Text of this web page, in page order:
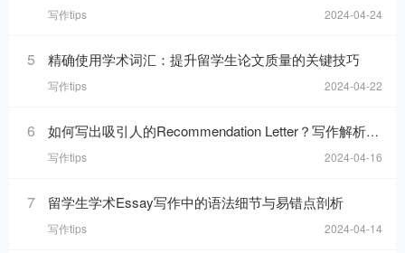
写作tips 2024-04-24
5 精确使用学术词汇：提升留学生论文质量的关键技巧
写作tips 2024-04-22
6 如何写出吸引人的Recommendation Letter？写作解析与技巧！
写作tips 2024-04-16
7 留学生学术Essay写作中的语法细节与易错点剖析
写作tips 2024-04-14